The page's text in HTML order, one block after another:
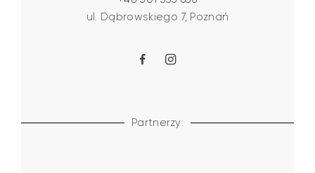
ul. Dąbrowskiego 7, Poznań
Partnerzy: